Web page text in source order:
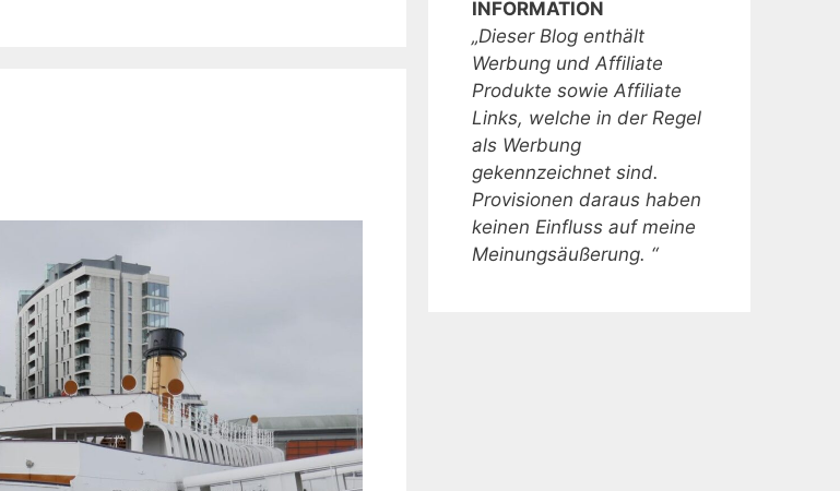
INFORMATION
„Dieser Blog enthält
Werbung und Affiliate
Produkte sowie Affiliate
Links, welche in der Regel
als Werbung
gekennzeichnet sind.
Provisionen daraus haben
keinen Einfluss auf meine
Meinungsäußerung. “